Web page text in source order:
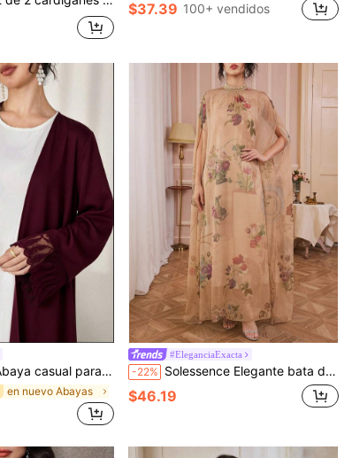
$37.39 100+ vendidos
con puños de encaje para fiesta & viaje
en nuevo Abayas
#EleganciaExacta
-22% Solessence Elegante bata de kaftan con estampado floral, detalles de perlas falsas y aplicaciones, manga de murciélago de media manga, cuello alto, caftan para Eid y primavera
$46.19